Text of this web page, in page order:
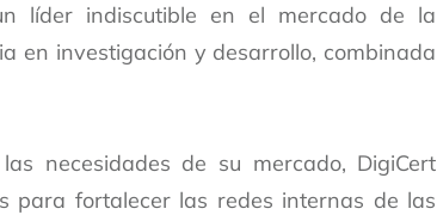
líder indiscutible en el mercado de la
en investigación y desarrollo, combinada
necesidades de su mercado, DigiCert
para fortalecer las redes internas de las